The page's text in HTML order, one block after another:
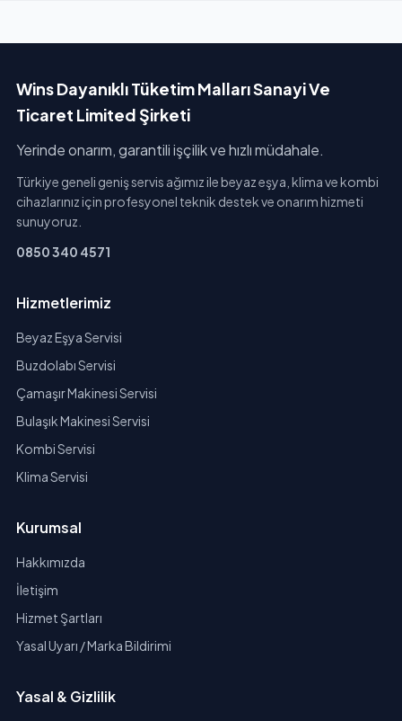
Wins Dayanıklı Tüketim Malları Sanayi Ve
Ticaret Limited Şirketi
Yerinde onarım, garantili işçilik ve hızlı müdahale.
Türkiye geneli geniş servis ağımız ile beyaz eşya, klima ve kombi
cihazlarınız için profesyonel teknik destek ve onarım hizmeti
sunuyoruz.
0850 340 4571
Hizmetlerimiz
Beyaz Eşya Servisi
Buzdolabı Servisi
Çamaşır Makinesi Servisi
Bulaşık Makinesi Servisi
Kombi Servisi
Klima Servisi
Kurumsal
Hakkımızda
İletişim
Hizmet Şartları
Yasal Uyarı / Marka Bildirimi
Yasal & Gizlilik